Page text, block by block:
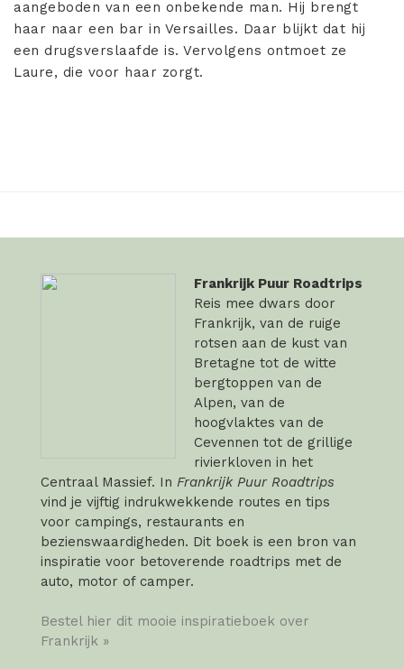
aangeboden van een onbekende man. Hij brengt
haar naar een bar in Versailles. Daar blijkt dat hij
een drugsverslaafde is. Vervolgens ontmoet ze
Laure, die voor haar zorgt.
Frankrijk Puur Roadtrips
Reis mee dwars door
Frankrijk, van de ruige
rotsen aan de kust van
Bretagne tot de witte
bergtoppen van de
Alpen, van de
hoogvlaktes van de
Cevennen tot de grillige
rivierkloven in het
Centraal Massief. In Frankrijk Puur Roadtrips
vind je vijftig indrukwekkende routes en tips
voor campings, restaurants en
bezienswaardigheden. Dit boek is een bron van
inspiratie voor betoverende roadtrips met de
auto, motor of camper.
Bestel hier dit mooie inspiratieboek over
Frankrijk »